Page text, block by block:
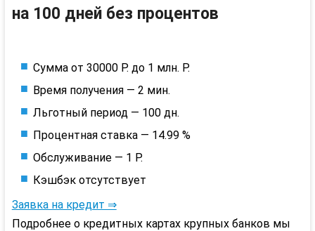
на 100 дней без процентов
Сумма от 30000 Р. до 1 млн. Р.
Время получения — 2 мин.
Льготный период — 100 дн.
Процентная ставка — 14.99 %
Обслуживание — 1 Р.
Кэшбэк отсутствует
Заявка на кредит ⇒
Подробнее о кредитных картах крупных банков мы